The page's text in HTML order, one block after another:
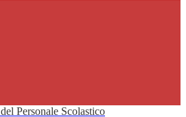
Personale Scolastico